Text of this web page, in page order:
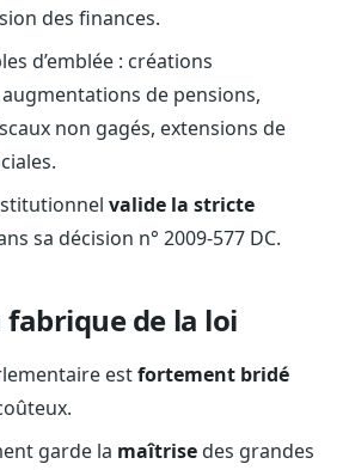
publiques
métier
et équipe
sobriété
des finances.
d’emblée : créations
augmentations de pensions,
non gagés, extensions de
valide la stricte
sa décision n° 2009-577 DC.
fabrique de la loi
estfortement bridé
garde la maîtrisedes grandes